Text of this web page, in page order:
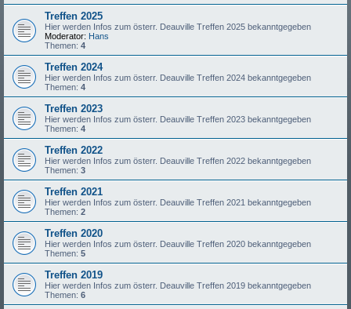
Treffen 2025
Hier werden Infos zum österr. Deauville Treffen 2025 bekanntgegeben
Moderator: Hans
Themen: 4
Treffen 2024
Hier werden Infos zum österr. Deauville Treffen 2024 bekanntgegeben
Themen: 4
Treffen 2023
Hier werden Infos zum österr. Deauville Treffen 2023 bekanntgegeben
Themen: 4
Treffen 2022
Hier werden Infos zum österr. Deauville Treffen 2022 bekanntgegeben
Themen: 3
Treffen 2021
Hier werden Infos zum österr. Deauville Treffen 2021 bekanntgegeben
Themen: 2
Treffen 2020
Hier werden Infos zum österr. Deauville Treffen 2020 bekanntgegeben
Themen: 5
Treffen 2019
Hier werden Infos zum österr. Deauville Treffen 2019 bekanntgegeben
Themen: 6